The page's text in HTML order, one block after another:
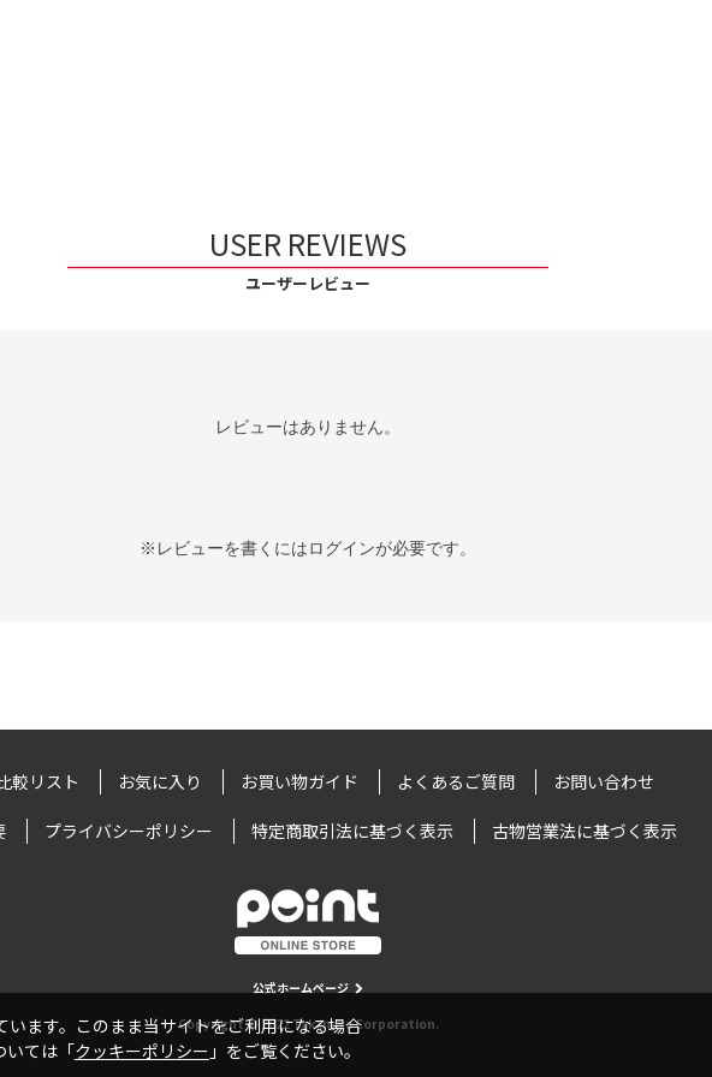
USER REVIEWS
ユーザーレビュー
レビューはありません。
※レビューを書くにはログインが必要です。
較リスト お気に入り お買い物ガイド よくあるご質問 お問い合わせ
プライバシーポリシー 特定商取引法に基づく表示 古物営業法に基づく表示
公式ホームページ
Copyright © 2022 Takamiya Corporation.
ます。このまま当サイトをご利用になる場合
いては「クッキーポリシー 」をご覧ください。